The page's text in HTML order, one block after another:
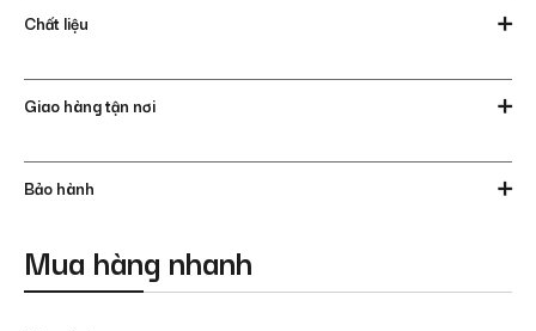
Chất liệu
Giao hàng tận nơi
Bảo hành
Mua hàng nhanh